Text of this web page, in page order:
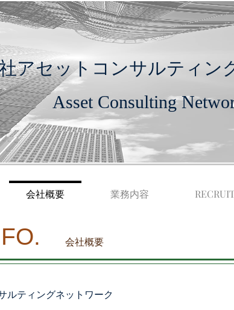
Asset Consulting
アセットコンサルティン
​会社概要
ルティングネットワーク
会社概要 業務内容